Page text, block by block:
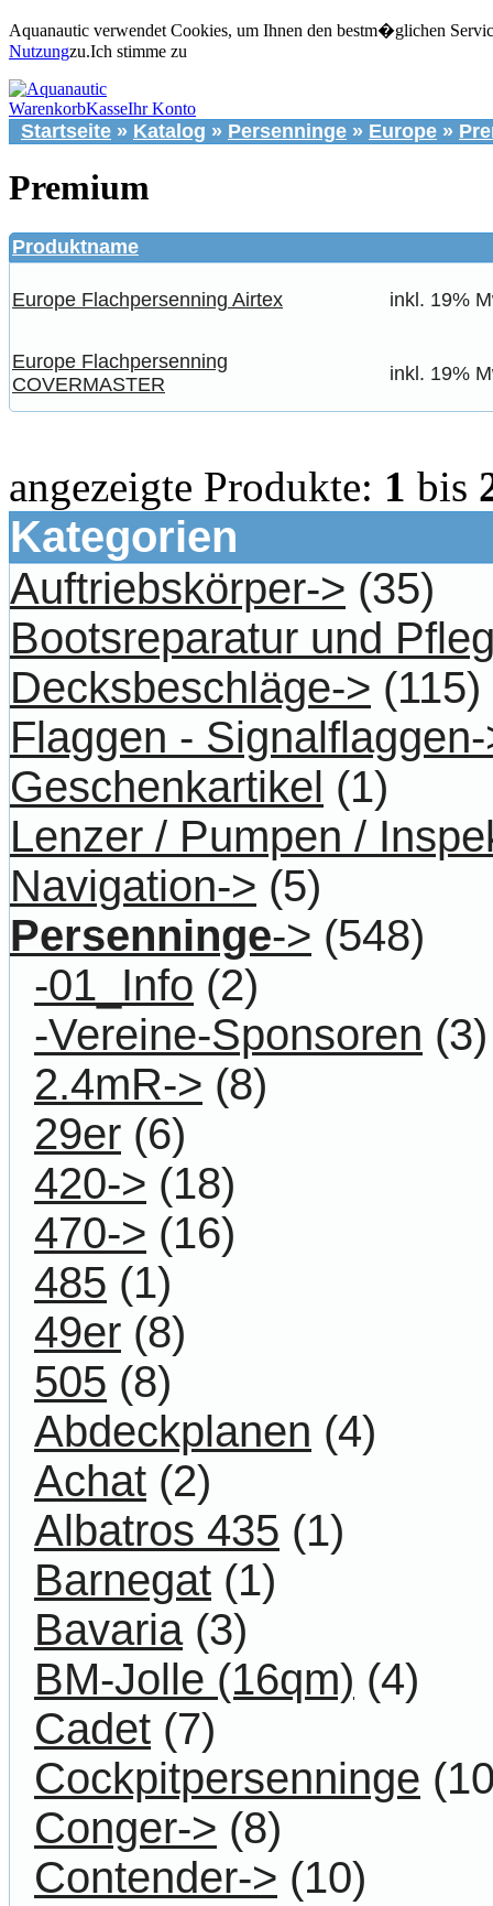
Aquanautic verwendet Cookies, um Ihnen den bestm�glichen
Nutzungzu.Ich stimme zu
WarenkorbKasseIhr Konto
Startseite » Katalog » Persenninge » Europe »
Premium
Produktname
Europe Flachpersenning Airtex inkl. 19%
Europe Flachpersenning
COVERMASTER
inkl. 19%
angezeigte Produkte: 1 bis
Kategorien
Auftriebskörper-> (35)
Bootsreparatur und
Decksbeschläge-> (115)
Flaggen -
Geschenkartikel (1)
Lenzer / Pumpen /
Navigation-> (5)
Persenninge-> (548)
-01_Info (2)
-Vereine-Sponsoren (3)
2.4mR-> (8)
29er (6)
420-> (18)
470-> (16)
485 (1)
49er (8)
505 (8)
Abdeckplanen (4)
Achat (2)
Albatros 435 (1)
Barnegat (1)
Bavaria(3)
BM-Jolle (16qm) (4)
Cadet (7)
Cockpitpersenninge
Conger-> (8)
Contender-> (10)